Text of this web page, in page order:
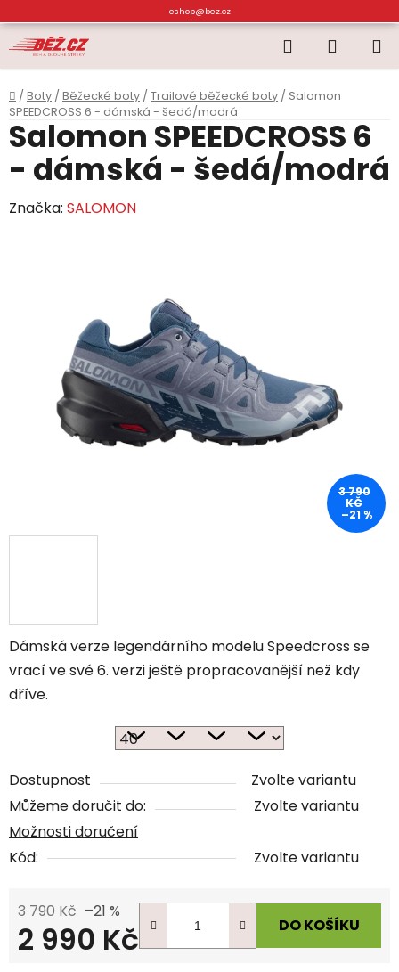
na
obsah
eshop@bez.cz
Hledat
KOŠÍK
Domů
/ Boty / Běžecké boty / Trailové běžecké boty / Salomon
SPEEDCROSS 6 - dámská - šedá/modrá
Dámská verze legendárního modelu Speedcross se
vrací ve své 6. verzi ještě propracovanější než kdy
dříve.
Dostupnost
Zvolte variantu
Můžeme doručit do:
Zvolte variantu
Možnosti doručení
Kód:
Zvolte variantu
3 790 Kč –21 %
2 990 Kč DO KOŠÍKU
Salomon SPEEDCROSS 6
- dámská - šedá/modrá
Značka: SALOMON
3 790
KČ
–21 %